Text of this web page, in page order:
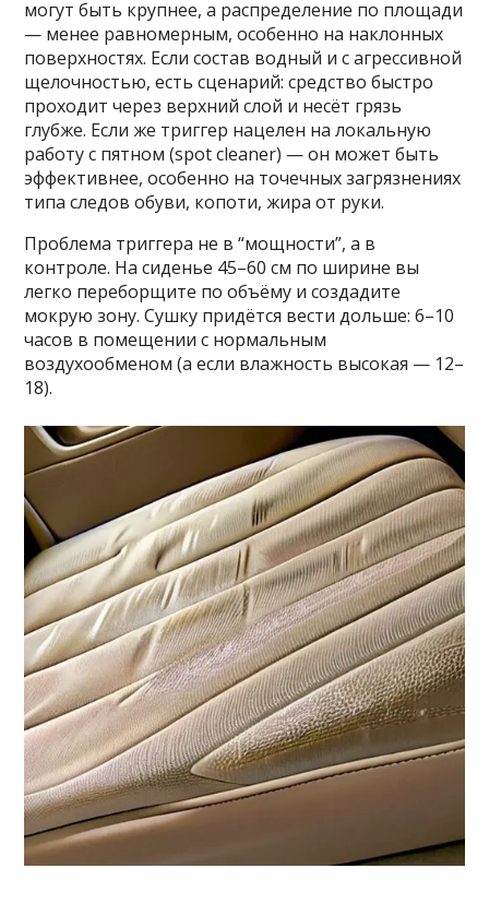
могут быть крупнее, а распределение по площади
— менее равномерным, особенно на наклонных
поверхностях. Если состав водный и с агрессивной
щелочностью, есть сценарий: средство быстро
проходит через верхний слой и несёт грязь
глубже. Если же триггер нацелен на локальную
работу с пятном (spot cleaner) — он может быть
эффективнее, особенно на точечных загрязнениях
типа следов обуви, копоти, жира от руки.
Проблема триггера не в “мощности”, а в
контроле. На сиденье 45–60 см по ширине вы
легко переборщите по объёму и создадите
мокрую зону. Сушку придётся вести дольше: 6–10
часов в помещении с нормальным
воздухообменом (а если влажность высокая — 12–
18).